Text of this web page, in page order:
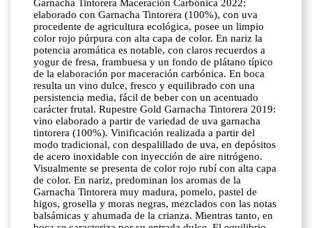
Garnacha Tintorera Maceración Carbónica 2022:
elaborado con Garnacha Tintorera (100%), con uva
procedente de agricultura ecológica, posee un limpio
color rojo púrpura con alta capa de color. En nariz la
potencia aromática es notable, con claros recuerdos a
yogur de fresa, frambuesa y un fondo de plátano típico
de la elaboración por maceración carbónica. En boca
resulta un vino dulce, fresco y equilibrado con una
persistencia media, fácil de beber con un acentuado
carácter frutal. Rupestre Gold Garnacha Tintorera 2019:
vino elaborado a partir de variedad de uva garnacha
tintorera (100%). Vinificación realizada a partir del
modo tradicional, con despalillado de uva, en depósitos
de acero inoxidable con inyección de aire nitrógeno.
Visualmente se presenta de color rojo rubí con alta capa
de color. En nariz, predominan los aromas de la
Garnacha Tintorera muy madura, pomelo, pastel de
higos, grosella y moras negras, mezclados con las notas
balsámicas y ahumada de la crianza. Mientras tanto, en